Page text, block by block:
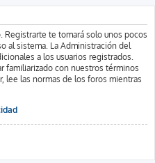
Registrarte te tomará solo unos pocos
al sistema. La Administración del
a los usuarios registrados.
familiarizado con nuestros términos
lee las normas de los foros mientras